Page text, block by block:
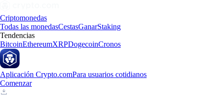
Criptomonedas
Todas las monedasCestasGanarStaking
Tendencias
BitcoinEthereumXRPDogecoinCronos
Aplicación Crypto.comPara usuarios cotidianos
Comenzar